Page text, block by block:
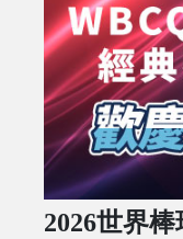
2026世界